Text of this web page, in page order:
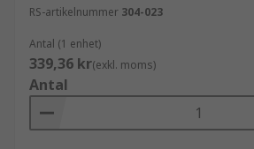
RS-artikelnummer 304-023
Antal (1 enhet)
339,36 kr(exkl. moms)
Antal